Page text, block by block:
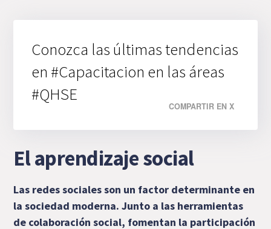
Conozca las últimas tendencias
en #Capacitacion en las áreas
#QHSE
COMPARTIR EN X
El aprendizaje social
Las redes sociales son un factor determinante en
la sociedad moderna. Junto a las herramientas
de colaboración social, fomentan la participación